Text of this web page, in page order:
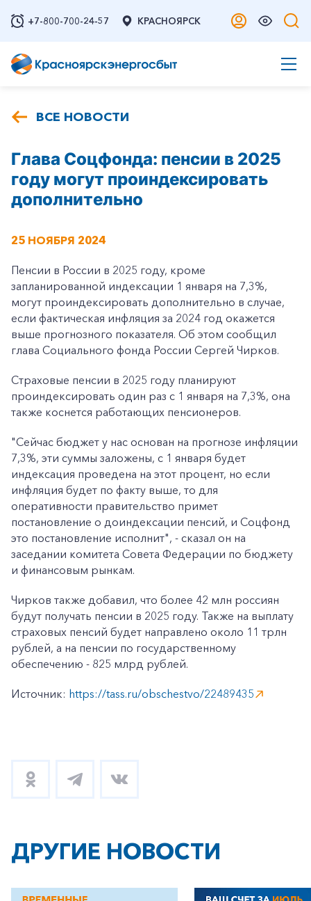
+7-800-700-24-57 КРАСНОЯРСК
ВСЕ НОВОСТИ
Глава Соцфонда: пенсии в 2025
году могут проиндексировать
дополнительно
25 НОЯБРЯ 2024
Пенсии в России в 2025 году, кроме
запланированной индексации 1 января на 7,3%,
могут проиндексировать дополнительно в случае,
если фактическая инфляция за 2024 год окажется
выше прогнозного показателя. Об этом сообщил
глава Социального фонда России Сергей Чирков.
Страховые пенсии в 2025 году планируют
проиндексировать один раз с 1 января на 7,3%, она
также коснется работающих пенсионеров.
"Сейчас бюджет у нас основан на прогнозе инфляции
7,3%, эти суммы заложены, с 1 января будет
индексация проведена на этот процент, но если
инфляция будет по факту выше, то для
оперативности правительство примет
постановление о доиндексации пенсий, и Соцфонд
это постановление исполнит", - сказал он на
заседании комитета Совета Федерации по бюджету
и финансовым рынкам.
Чирков также добавил, что более 42 млн россиян
будут получать пенсии в 2025 году. Также на выплату
страховых пенсий будет направлено около 11 трлн
рублей, а на пенсии по государственному
обеспечению - 825 млрд рублей.
Источник: https://tass.ru/obschestvo/22489435
ДРУГИЕ НОВОСТИ